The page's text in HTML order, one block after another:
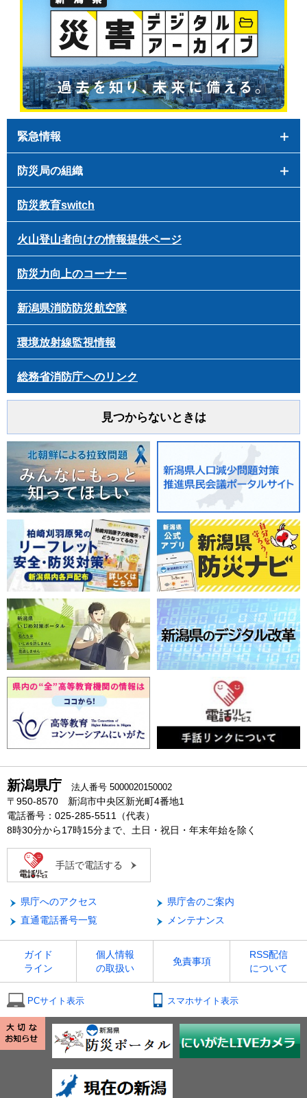
緊急情報
防災局の組織
防災教育switch
火山登山者向けの情報提供ページ
防災力向上のコーナー
新潟県消防防災航空隊
環境放射線監視情報
総務省消防庁へのリンク
見つからないときは
新潟県庁 法人番号 5000020150002
〒950-8570 新潟市中央区新光町4番地1
電話番号：025-285-5511（代表）
8時30分から17時15分まで、土日・祝日・年末年始を除く
手話で電話する
県庁へのアクセス
県庁舎のご案内
直通電話番号一覧
メンテナンス
ガイド
ライン
個人情報
の取扱い
免責事項
RSS配信
について
PCサイト表示 スマホサイト表示